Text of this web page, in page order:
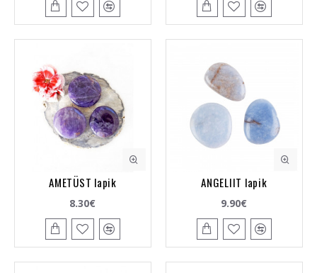
AMETÜST lapik
8.30€
ANGELIIT lapik
9.90€